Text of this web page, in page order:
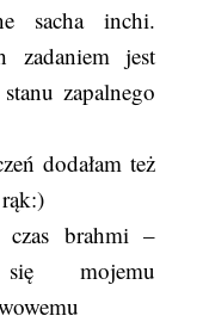
sacha inchi.
zadaniem jest
zapalnego
dodałam też
czas brahmi –
się mojemu